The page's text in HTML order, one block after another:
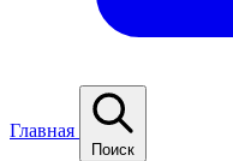
Главная
Поиск